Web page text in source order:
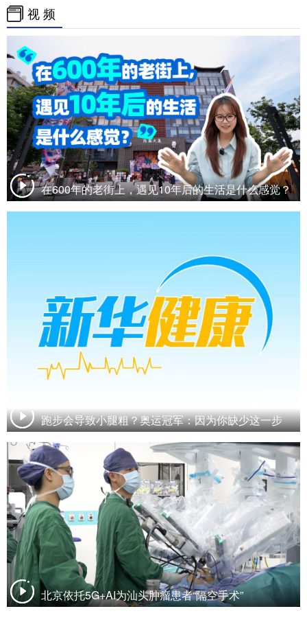
视 频
在600年的老街上，遇见10年后的生活是什么感觉？
跑步会导致小腿粗？奥运冠军：因为你缺少这一步
北京依托5G+AI为汕头肿瘤患者“隔空手术”